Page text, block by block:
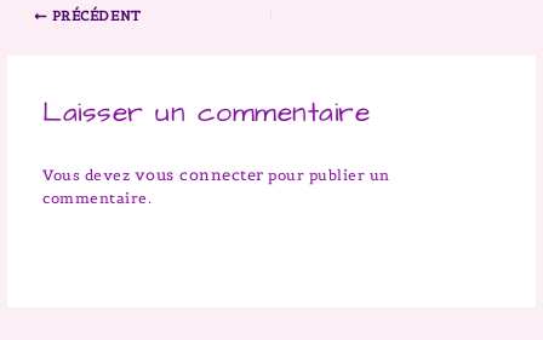
PRÉCÉDENT
Laisser un commentaire
Vous devez vous connecter pour publier un
commentaire.